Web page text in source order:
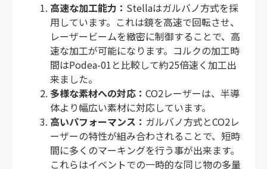
高速な加工能力： Stellaはガルバノ方式を採
用しています。これは鏡を高速で回転させ、
レーザービームを緻密に制御することで、高
速な加工が可能になります。コルクの加工時
間はPodea-01と比較して約25倍速く加工出
来ました。
多様な素材への対応： CO2レーザーは、半導
体より幅広い素材に対応しています。
高いパフォーマンス： ガルバノ方式とCO2レ
ーザーの特性が組み合わされることで、短時
間に多くのマーキングを行う事が出来ます。
これらはイベントでの一時的な同じ物の多量